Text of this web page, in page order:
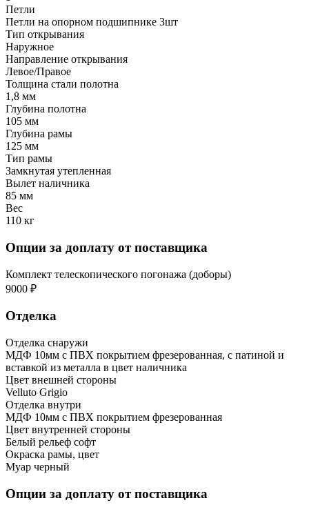
Петли
Петли на опорном подшипнике 3шт
Тип открывания
Наружное
Направление открывания
Левое/Правое
Толщина стали полотна
1,8 мм
Глубина полотна
105 мм
Глубина рамы
125 мм
Тип рамы
Замкнутая утепленная
Вылет наличника
85 мм
Вес
110 кг
Опции за доплату от поставщика
Комплект телескопического погонажа (доборы)
9000 ₽
Отделка
Отделка снаружи
МДФ 10мм с ПВХ покрытием фрезерованная, с патиной и
вставкой из металла в цвет наличника
Цвет внешней стороны
Velluto Grigio
Отделка внутри
МДФ 10мм с ПВХ покрытием фрезерованная
Цвет внутренней стороны
Белый рельеф софт
Окраска рамы, цвет
Муар черный
Опции за доплату от поставщика